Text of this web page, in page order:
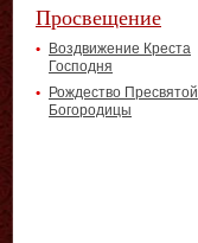
Просвещение
Воздвижение Креста
Господня
Рождество Пресвятой
Богородицы